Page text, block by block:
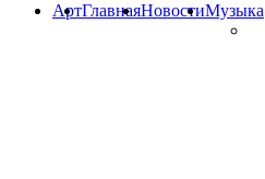
Музыка
Новости
Главная
Арт